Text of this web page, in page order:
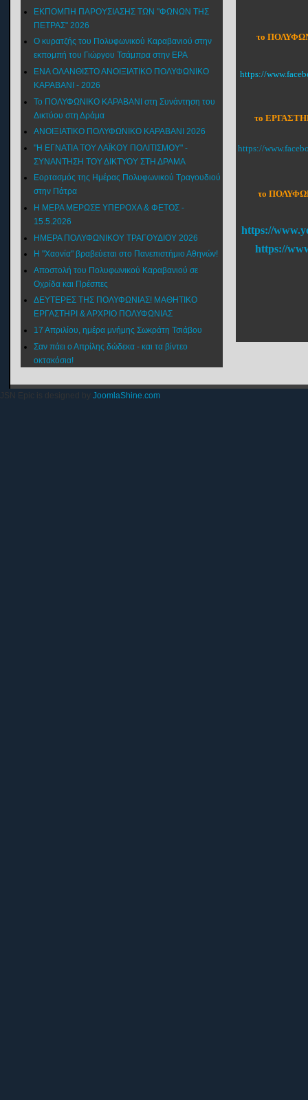
ΕΚΠΟΜΠΗ ΠΑΡΟΥΣΙΑΣΗΣ ΤΩΝ "ΦΩΝΩΝ ΤΗΣ
ΠΕΤΡΑΣ" 2026
Ο κυρατζής του Πολυφωνικού Καραβανιού στην
εκπομπή του Γιώργου Τσάμπρα στην ΕΡΑ
ΕΝΑ ΟΛΑΝΘΙΣΤΟ ΑΝΟΙΞΙΑΤΙΚΟ ΠΟΛΥΦΩΝΙΚΟ
ΚΑΡΑΒΑΝΙ - 2026
Το ΠΟΛΥΦΩΝΙΚΟ ΚΑΡΑΒΑΝΙ στη Συνάντηση του
Δικτύου στη Δράμα
ΑΝΟΙΞΙΑΤΙΚΟ ΠΟΛΥΦΩΝΙΚΟ ΚΑΡΑΒΑΝΙ 2026
"Η ΕΓΝΑΤΙΑ ΤΟΥ ΛΑΪΚΟΥ ΠΟΛΙΤΙΣΜΟΥ" -
ΣΥΝΑΝΤΗΣΗ ΤΟΥ ΔΙΚΤΥΟΥ ΣΤΗ ΔΡΑΜΑ
Εορτασμός της Ημέρας Πολυφωνικού Τραγουδιού
στην Πάτρα
Η ΜΕΡΑ ΜΕΡΩΣΕ ΥΠΕΡΟΧΑ & ΦΕΤΟΣ -
15.5.2026
ΗΜΕΡΑ ΠΟΛΥΦΩΝΙΚΟΥ ΤΡΑΓΟΥΔΙΟΥ 2026
Η "Χαονία" βραβεύεται στο Πανεπιστήμιο Αθηνών!
Αποστολή του Πολυφωνικού Καραβανιού σε
Οχρίδα και Πρέσπες
ΔΕΥΤΕΡΕΣ ΤΗΣ ΠΟΛΥΦΩΝΙΑΣ! ΜΑΘΗΤΙΚΟ
ΕΡΓΑΣΤΗΡΙ & ΑΡΧΡΙΟ ΠΟΛΥΦΩΝΙΑΣ
17 Απριλίου, ημέρα μνήμης Σωκράτη Τσιάβου
Σαν πάει ο Απρίλης δώδεκα - και τα βίντεο
οκτακόσια!
το
https://
το
https://
το
https://
https://
JSN Epic is designed by JoomlaShine.com